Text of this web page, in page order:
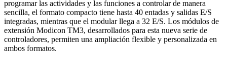
programar las actividades y las funciones a controlar de manera
sencilla, el formato compacto tiene hasta 40 entadas y salidas E/S
integradas, mientras que el modular llega a 32 E/S. Los módulos de
extensión Modicon TM3, desarrollados para esta nueva serie de
controladores, permiten una ampliación flexible y personalizada en
ambos formatos.